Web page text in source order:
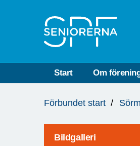
Start Om
är
Förbundet start
Bildgalleri